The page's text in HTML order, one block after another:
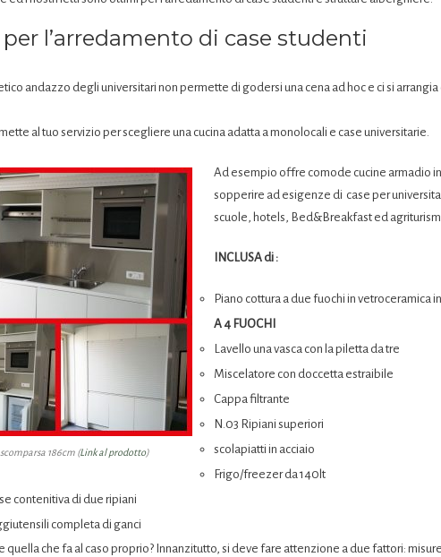
l’arredamento di case studenti
andazzo degli universitari non permette di godersi una cena ad hoc e ci si arrangia
al tuo servizio per scegliere una cucina adatta a monolocali e case universitarie.
186cm (Link al prodotto)
Ad esempio offre comode cucine armadio
sopperire ad esigenze di case per
scuole, hotels, Bed&Breakfast ed
INCLUSA di :
Piano cottura a due fuochi in vetroceramica
A 4 FUOCHI
Lavello una vasca con la piletta da tre
Miscelatore con doccetta estraibile
Cappa filtrante
N.03 Ripiani superiori
scolapiatti in acciaio
Frigo/freezer da 140lt
contenitiva di due ripiani
completa di ganci
quella che fa al caso proprio? Innanzitutto, si deve fare attenzione a due fattori: